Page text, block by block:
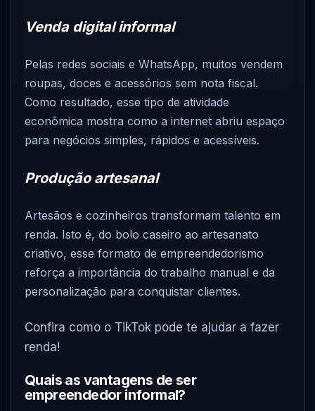
Venda digital informal
Pelas redes sociais e WhatsApp, muitos vendem
roupas, doces e acessórios sem nota fiscal.
Como resultado, esse tipo de atividade
econômica mostra como a internet abriu espaço
para negócios simples, rápidos e acessíveis.
Produção artesanal
Artesãos e cozinheiros transformam talento em
renda. Isto é, do bolo caseiro ao artesanato
criativo, esse formato de empreendedorismo
reforça a importância do trabalho manual e da
personalização para conquistar clientes.
Confira como o TikTok pode te ajudar a fazer
renda!
Quais as vantagens de ser
empreendedor informal?